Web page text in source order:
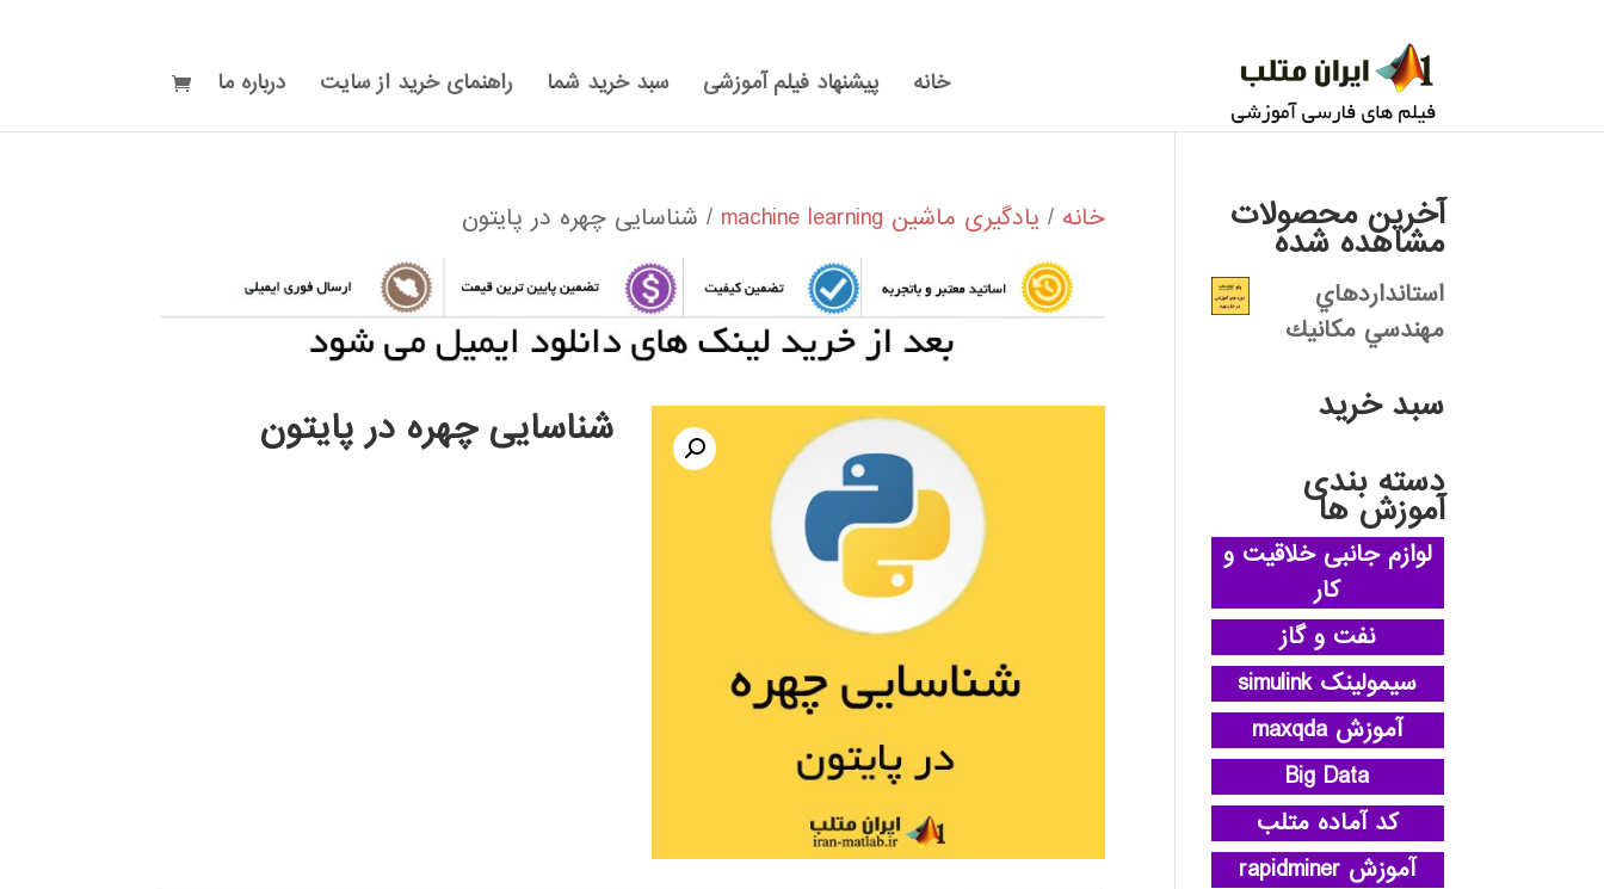
خانه پیشنهاد فیلم آموزشی سبد خرید شما راهنمای خرید از سایت درباره ما
خانه / یادگیری ماشین machine learning / شناسایی چهره در پایتون
شناسایی چهره در پایتون
آخرین محصولات
مشاهده شده
استانداردهاي
مهندسي مكانيك
سبد خرید
دسته بندی
آموزش ها
لوازم جانبی خلاقیت و
کار
نفت و گاز
سیمولینک simulink
آموزش maxqda
Big Data
کد آماده متلب
آموزش rapidminer